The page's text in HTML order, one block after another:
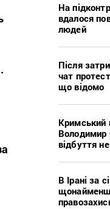
На
вдалося
людей
Після
чат
що відомо
Кримський
Володимир
відбуття
В Ірані за